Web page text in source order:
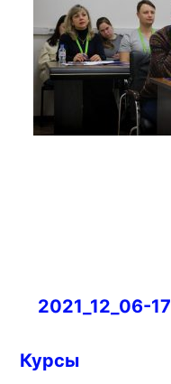
Навигация
записям
2021_12_06-17
Курсы